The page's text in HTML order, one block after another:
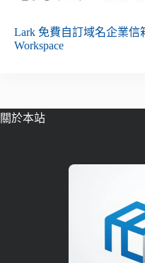
Lark 免費自訂域名企業信
Workspace
關於本站